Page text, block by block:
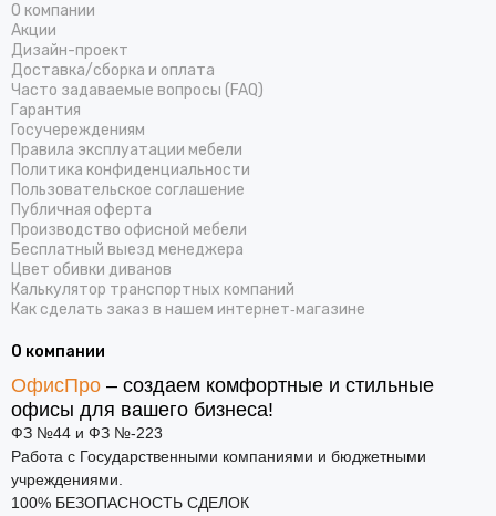
О компании
Акции
Дизайн-проект
Доставка/cборка и оплата
Часто задаваемые вопросы (FAQ)
Гарантия
Госучереждениям
Правила эксплуатации мебели
Политика конфиденциальности
Пользовательское соглашение
Публичная оферта
Производство офисной мебели
Бесплатный выезд менеджера
Цвет обивки диванов
Калькулятор транспортных компаний
Как сделать заказ в нашем интернет‑магазине
О компании
ОфисПро – создаем комфортные и стильные
офисы для вашего бизнеса!
ФЗ №44 и ФЗ №-223
Работа с Государственными компаниями и бюджетными
учреждениями.
100% БЕЗОПАСНОСТЬ СДЕЛОК